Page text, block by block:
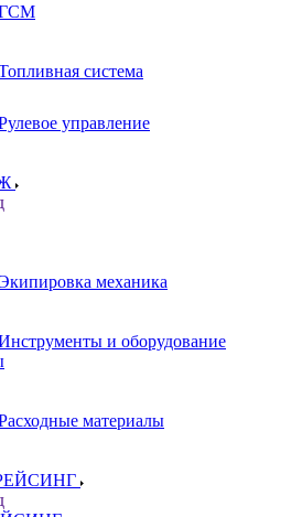
система
управление
механика
и оборудование
материалы